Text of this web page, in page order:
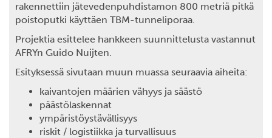
rakennettiin jätevedenpuhdistamon 800 metriä pitkä
poistoputki käyttäen TBM-tunneliporaa.
Projektia esittelee hankkeen suunnittelusta vastannut
AFRYn Guido Nuijten.
Esityksessä sivutaan muun muassa seuraavia aiheita:
kaivantojen määrien vähyys ja säästö
päästölaskennat
ympäristöystävällisyys
riskit / logistiikka ja turvallisuus